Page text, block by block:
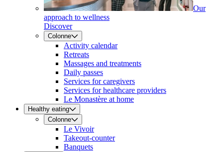
Our
approach to wellness
Discover
Colonne
Activity calendar
Retreats
Massages and treatments
Daily passes
Services for caregivers
Services for healthcare providers
Le Monastère at home
Healthy eating
Colonne
Le Vivoir
Takeout-counter
Banquets